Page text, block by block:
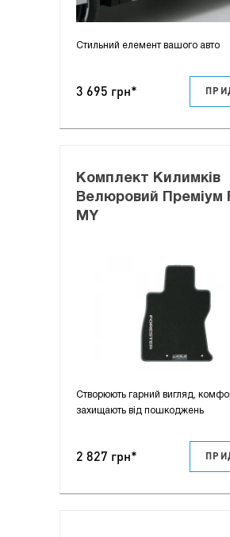
Стильний елемент вашого авто
3 695 грн*
Комплект Килимків
Велюровий Преміум
MY
Створюють гарний вигляд,
захищають від пошкоджень
2 827 грн*